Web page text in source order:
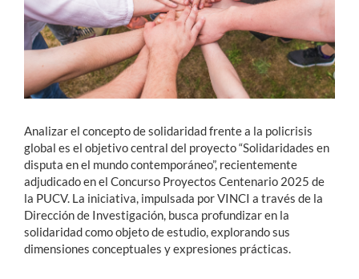
Alumni
English
Analizar el concepto de solidaridad frente a la policrisis
global es el objetivo central del proyecto “Solidaridades en
disputa en el mundo contemporáneo”, recientemente
adjudicado en el Concurso Proyectos Centenario 2025 de
la PUCV. La iniciativa, impulsada por VINCI a través de la
Dirección de Investigación, busca profundizar en la
solidaridad como objeto de estudio, explorando sus
dimensiones conceptuales y expresiones prácticas.